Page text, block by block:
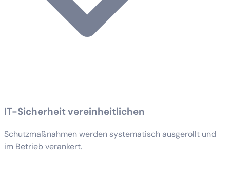
IT-Sicherheit vereinheitlichen
Schutzmaßnahmen werden systematisch ausgerollt und
im Betrieb verankert.